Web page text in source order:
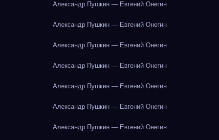
Александр Пушкин — Евгений Онегин
Александр Пушкин — Евгений Онегин
Александр Пушкин — Евгений Онегин
Александр Пушкин — Евгений Онегин
Александр Пушкин — Евгений Онегин
Александр Пушкин — Евгений Онегин
Александр Пушкин — Евгений Онегин